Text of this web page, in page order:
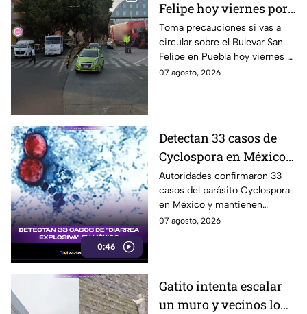
Felipe hoy viernes por
CARAMBOLA de
camiones refresqueros
Toma precauciones si vas a
circular sobre el Bulevar San
Felipe en Puebla hoy viernes 7
de agosto de 2026 ya que se
07 agosto, 2026
0:46
Detectan 33 casos de
Cyclospora en México
diarrea explosiva
Autoridades confirmaron 33
casos del parásito Cyclospora
en México y mantienen
vigilancia epidemiológica, con
07 agosto, 2026
Gatito intenta escalar
un muro y vecinos lo